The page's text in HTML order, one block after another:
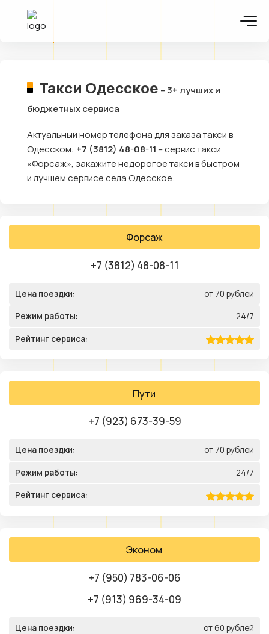
Такси Одесское – 3+ лучших и
бюджетных сервиса
Актуальный номер телефона для заказа такси в
Одесском: +7 (3812) 48-08-11 – сервис такси
«Форсаж», закажите недорогое такси в быстром
и лучшем сервисе села Одесское.
Форсаж
+7 (3812) 48-08-11
Цена поездки: от 70 рублей
Режим работы: 24/7
Рейтинг сервиса:
Пути
+7 (923) 673-39-59
Цена поездки: от 70 рублей
Режим работы: 24/7
Рейтинг сервиса:
Эконом
+7 (950) 783-06-06
+7 (913) 969-34-09
Цена поездки: от 60 рублей